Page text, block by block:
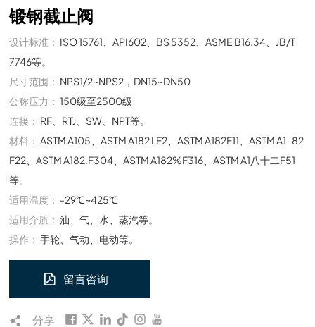
锻钢截止阀
设计标准： ISO 15761、API602、BS 5352、ASME B16.34、JB/T
7746等。
尺寸范围： NPS1/2~NPS2，DN15~DN50
公称压力： 150级至2500级
连接： RF、RTJ、SW、NPT等。
材料： ASTM A105、ASTM A182 LF2、ASTM A182F11、ASTM A1-82
F22、ASTM A182.F304、ASTM A182%F316、ASTM A1八十二F51
等。
适用温度： -29℃~425℃
适用介质： 油、气、水、蒸汽等。
操作： 手轮、气动、电动等。
留言咨询
分享